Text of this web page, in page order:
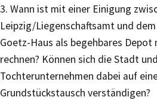
3. Wann ist mit einer Einigung
Leipzig/Liegenschaftsamt und
Goetz-Haus als begehbares Depot
rechnen? Können sich die Stadt
Tochterunternehmen dabei auf
Grundstückstausch verständigen?